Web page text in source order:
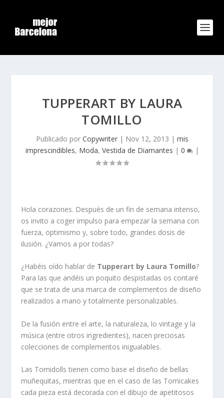
TUPPERART BY LAURA
TOMILLO
Publicado por Copywriter| Nov 12, 2013 | mis
imprescindibles, Moda, Vestida de Diamantes | 0 |
Hola corazones. Después de un fin de semana intenso,
os invito a coger impulso para empezar la semana con
fuerza, optimismo y, sobre todo, grandes dosis de
ilusión. ¿Vamos a por todas?
¿Habéis oído hablar de Tupperart by Laura Tomillo?
Para las que andéis un poquito despistadas os contaré
que se trata de una marca de complementos de diseño
realizados a mano y totalmente personalizables.
De la fusión entre el arte, la naturaleza, lo vintage y la
música (entre otros ingredientes), nacen preciosas
colecciones de complementos inigualables.
Las Tomidollstienen como base el diseño de bellas
muñequitas, mientras que en el caso de las Tomicakes
cada pieza está decorada con el dibujo de apetitosos